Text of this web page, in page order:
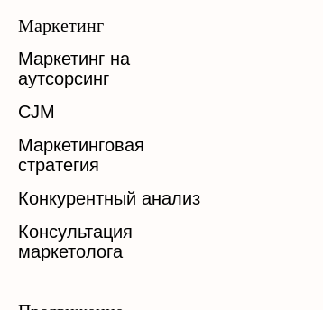
Маркетинг
Маркетинг на
аутсорсинг
CJM
Маркетинговая
стратегия
Конкурентный анализ
Консультация
маркетолога